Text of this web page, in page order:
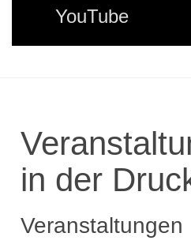
YouTube
in der
Veranstaltungen